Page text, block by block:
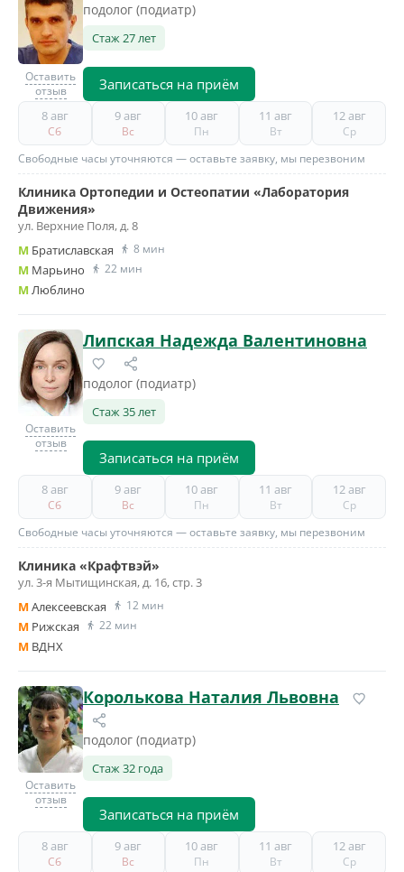
Оставить
отзыв
подолог (подиатр)
Стаж 27 лет
Записаться на приём
8 авг
Сб
9 авг
Вс
10 авг
Пн
11 авг
Вт
12 авг
Ср
Свободные часы уточняются — оставьте заявку, мы перезвоним
Клиника Ортопедии и Остеопатии «Лаборатория
Движения»
ул. Верхние Поля, д. 8
M Братиславская 8 мин
M Марьино 22 мин
M Люблино
Оставить
отзыв
Липская Надежда Валентиновна
подолог (подиатр)
Стаж 35 лет
Записаться на приём
8 авг
Сб
9 авг
Вс
10 авг
Пн
11 авг
Вт
12 авг
Ср
Свободные часы уточняются — оставьте заявку, мы перезвоним
Клиника «Крафтвэй»
ул. 3-я Мытищинская, д. 16, стр. 3
MАлексеевская 12 мин
M Рижская 22 мин
M ВДНХ
Оставить
отзыв
Королькова Наталия Львовна
подолог (подиатр)
Стаж 32 года
Записаться на приём
8 авг
Сб
9 авг
Вс
10 авг
Пн
11 авг
Вт
12 авг
Ср